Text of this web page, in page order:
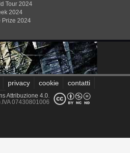
Tour 2024
2024
Prize 2024
privacy cookie contatti
Attribuzione 4.0.
07430801006